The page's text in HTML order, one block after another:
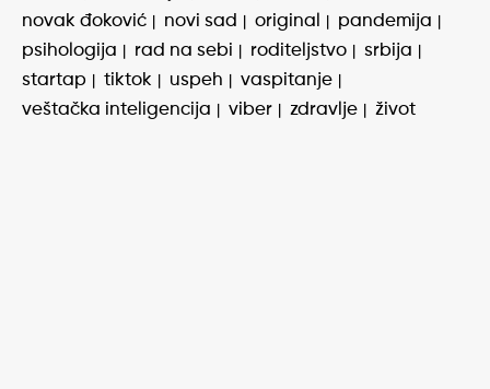
novak đoković
novi sad original
pandemija
psihologija
rad na sebi roditeljstvo
srbija
startap
tiktok uspeh
vaspitanje
veštačka inteligencija
viber zdravlje život